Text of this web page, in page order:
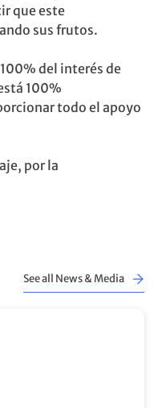
que este
sus frutos.
del interés de
100%
todo el apoyo
por la
See all News & Media